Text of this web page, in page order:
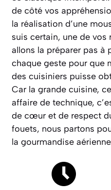
de côté vos
la réalisation d’une
suis certain, une de vos
allons la préparer pas à
chaque geste pour que
des cuisiniers puisse
Car la grande cuisine,
affaire de technique,
de cœur et de respect
fouets, nous partons
la gourmandise